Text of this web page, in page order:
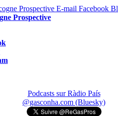
Prospective
Podcasts sur Ràdio País
@gasconha.com (Bluesky)